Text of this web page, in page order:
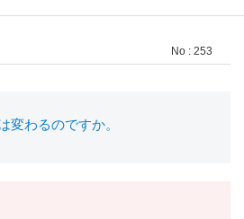
No : 253
変わるのですか。